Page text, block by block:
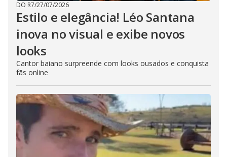
DO R7/27/07/2026
Estilo e elegância! Léo Santana
inova no visual e exibe novos
looks
Cantor baiano surpreende com looks ousados e conquista
fãs online